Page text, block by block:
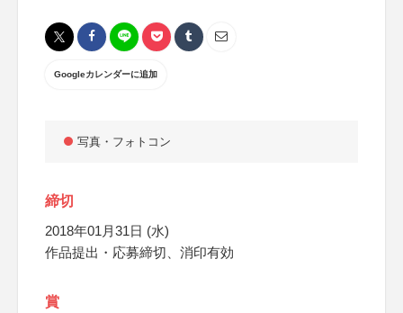
Googleカレンダーに追加
写真・フォトコン
締切
2018年01月31日 (水)
作品提出・応募締切、消印有効
賞